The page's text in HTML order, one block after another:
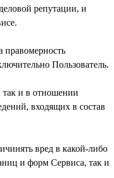
репутации, и
правомерность
так и в отношении
входящих в состав
вред в какой-либо
и форм Сервиса, так и